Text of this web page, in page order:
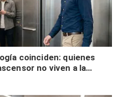
coinciden: quienes
no viven a la
social